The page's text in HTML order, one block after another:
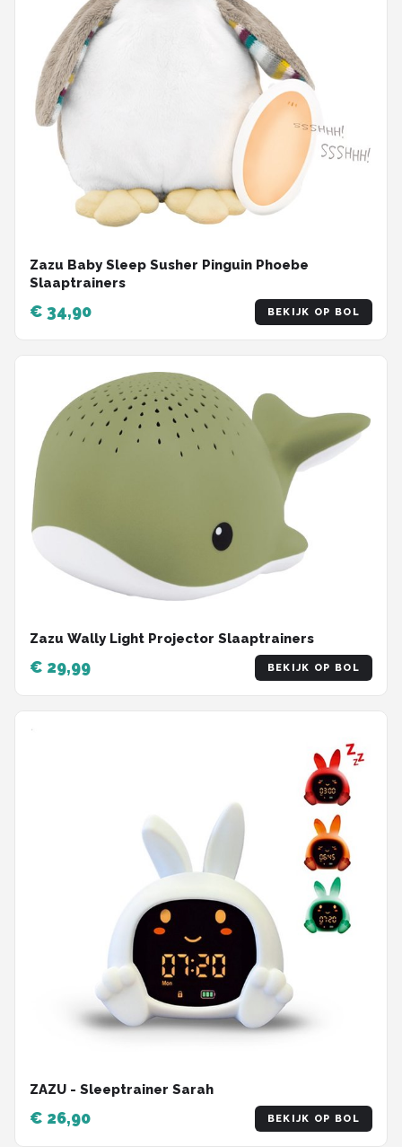
Zazu Baby Sleep Susher Pinguin Phoebe
Slaaptrainers
€ 34,90 BEKIJK OP BOL
Zazu Wally Light Projector Slaaptrainers
€ 29,99 BEKIJK OP BOL
ZAZU - Sleeptrainer Sarah
€ 26,90 BEKIJK OP BOL